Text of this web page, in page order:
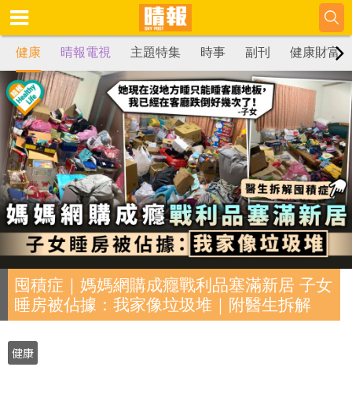
健康 晴報電視 主題特集 時事 副刊 健康財富
囤積症｜媽媽網購成癮戰利品塞滿新居 子女
睡房被佔據：我家像垃圾堆｜附醫生拆解
健康